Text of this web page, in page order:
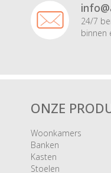
24/7
binnen
ONZE
Woonkamers
Banken
Kasten
Stoelen